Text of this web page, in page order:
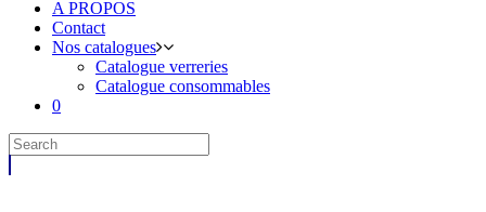
A PROPOS
Contact
Nos catalogues
Catalogue verreries
Catalogue consommables
0